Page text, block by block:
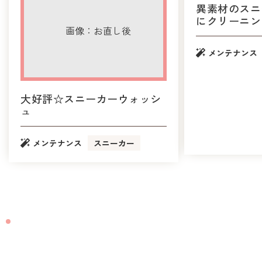
大好評☆スニーカーウォッシ
ュ
メンテナンス スニーカー
異素材のス
にクリーニ
メンテナンス